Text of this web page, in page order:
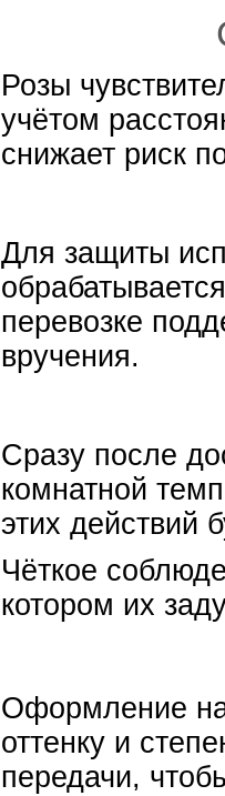
Розы
учётом
снижает риск
Для защиты
перевозке
вручения.
Сразу после
комнатной
этих действий
Чёткое
котором их
Оформление
оттенку и
передачи,